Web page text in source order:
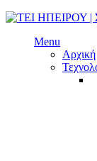
Menu
Αρχική